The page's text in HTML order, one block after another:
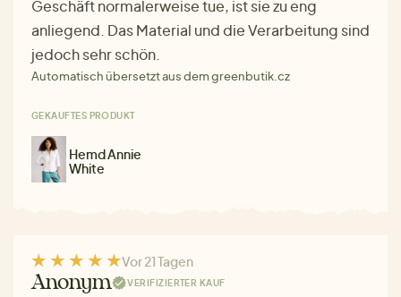
Geschäft normalerweise tue, ist sie zu eng
anliegend. Das Material und die Verarbeitung sind
jedoch sehr schön.
Automatisch übersetzt aus dem greenbutik.cz
GEKAUFTES PRODUKT
Hemd Annie
White
Vor 21 Tagen
Anonym VERIFIZIERTER KAUF